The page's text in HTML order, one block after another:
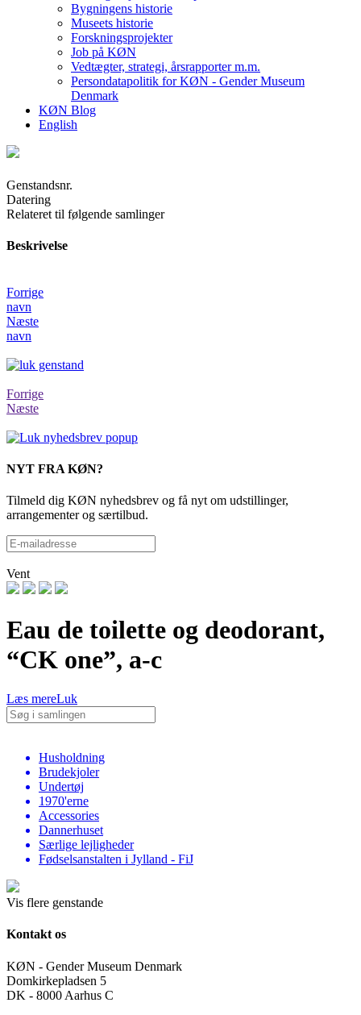
Bygningens historie
Museets historie
Forskningsprojekter
Job på KØN
Vedtægter, strategi, årsrapporter m.m.
Persondatapolitik for KØN - Gender Museum
Denmark
KØN Blog
English
Genstandsnr.
Datering
Relateret til følgende samlinger
Beskrivelse
Forrige
navn
Næste
navn
Forrige
Næste
NYT FRA KØN?
Tilmeld dig KØN nyhedsbrev og få nyt om udstillinger,
arrangementer og særtilbud.
Vent
Eau de toilette og deodorant,
“CK one”, a-c
Læs mereLuk
Husholdning
Brudekjoler
Undertøj
1970'erne
Accessories
Dannerhuset
Særlige lejligheder
Fødselsanstalten i Jylland - FiJ
Vis flere genstande
Kontakt os
KØN - Gender Museum Denmark
Domkirkepladsen 5
DK - 8000 Aarhus C